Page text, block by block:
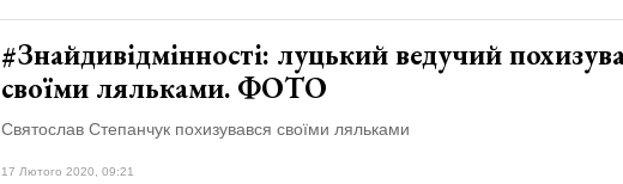
#Знайдивідмінності: луцький ведучий
своїми ляльками. ФОТО
Святослав Степанчук похизувався своїми ляльками
17 Лютого 2020, 09:21